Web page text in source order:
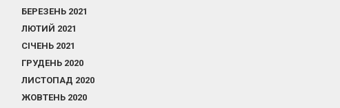
БЕРЕЗЕНЬ 2021
ЛЮТИЙ 2021
СІЧЕНЬ 2021
ГРУДЕНЬ 2020
ЛИСТОПАД 2020
ЖОВТЕНЬ 2020